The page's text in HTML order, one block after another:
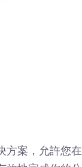
方案，允許您